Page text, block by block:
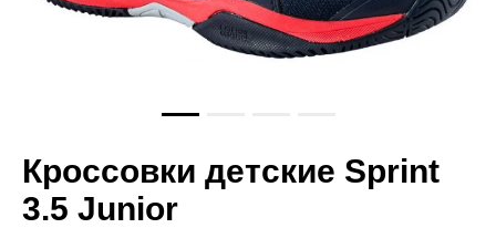
Кроссовки детские Sprint
3.5 Junior